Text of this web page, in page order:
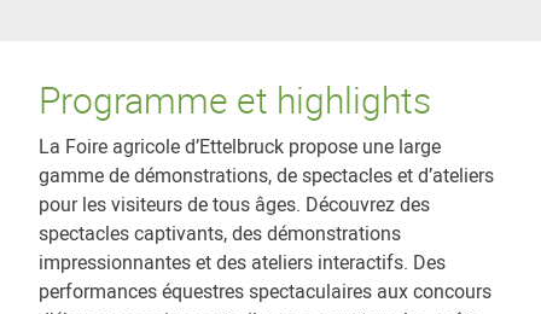
Programme et highlights
La Foire agricole d’Ettelbruck propose une large
gamme de démonstrations, de spectacles et d’ateliers
pour les visiteurs de tous âges. Découvrez des
spectacles captivants, des démonstrations
impressionnantes et des ateliers interactifs. Des
performances équestres spectaculaires aux concours